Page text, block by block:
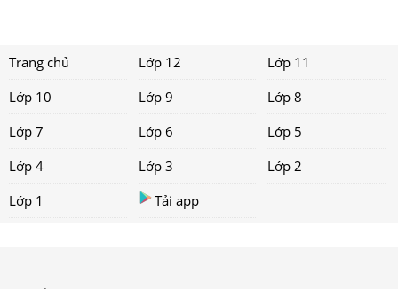
Trang chủ Lớp 12
Lớp 11
Lớp 10
Lớp 9
Lớp 8
Lớp 7
Lớp 6
Lớp 5
Lớp 4
Lớp 3
Lớp 2
Lớp 1
Tải app